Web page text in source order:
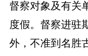
督察对象及有关
度假。督察进驻
外，不准到名胜